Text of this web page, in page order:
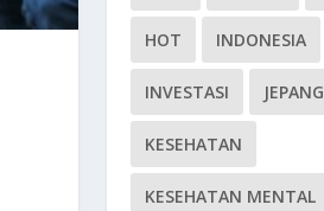
HOT INDONESIA
INVESTASI JEPANG
KESEHATAN
KESEHATAN MENTAL